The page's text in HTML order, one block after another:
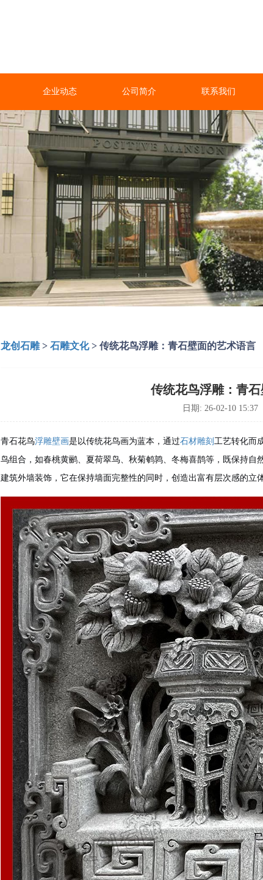
企业动态 公司简介 联系我们
龙创石雕 > 石雕文化 > 传统花鸟浮雕：青石壁面的艺术语言
传统花鸟浮雕：青
日期: 26-02-10 15:37
青石花鸟浮雕壁画是以传统花鸟画为蓝本，通过石材雕刻工艺转化而
鸟组合，如春桃黄鹂、夏荷翠鸟、秋菊鹌鹑、冬梅喜鹊等，既保持
建筑外墙装饰，它在保持墙面完整性的同时，创造出富有层次感的立体